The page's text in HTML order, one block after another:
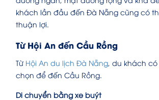
khách lần đầu đến Đà Nẵng cũng có
thuận lợi.
Từ Hội An đến Cầu Rồng
Từ Hội An du lịch Đà Nẵng , du khách
chọn để đến Cầu Rồng.
Di chuyển bằng xe buýt